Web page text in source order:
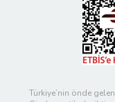
Türkiye’nin önde